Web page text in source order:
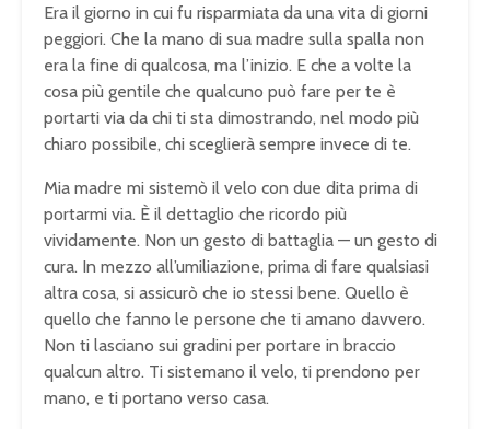
Era il giorno in cui fu risparmiata da una vita di giorni
peggiori. Che la mano di sua madre sulla spalla non
era la fine di qualcosa, ma l’inizio. E che a volte la
cosa più gentile che qualcuno può fare per te è
portarti via da chi ti sta dimostrando, nel modo più
chiaro possibile, chi sceglierà sempre invece di te.
Mia madre mi sistemò il velo con due dita prima di
portarmi via. È il dettaglio che ricordo più
vividamente. Non un gesto di battaglia — un gesto di
cura. In mezzo all’umiliazione, prima di fare qualsiasi
altra cosa, si assicurò che io stessi bene. Quello è
quello che fanno le persone che ti amano davvero.
Non ti lasciano sui gradini per portare in braccio
qualcun altro. Ti sistemano il velo, ti prendono per
mano, e ti portano verso casa.